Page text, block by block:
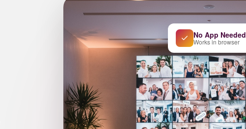
No App Needed
Works in browser